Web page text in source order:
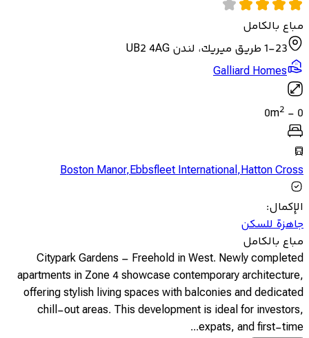
مباع بالكامل
1-23 طريق ميريك، لندن UB2 4AG
Galliard Homes
0
-
0m2
Boston Manor,Ebbsfleet International,Hatton Cross
الإكمال:
جاهزة للسكن
مباع بالكامل
Citypark Gardens – Freehold in West. Newly completed
apartments in Zone 4 showcase contemporary architecture,
offering stylish living spaces with balconies and dedicated
chill-out areas. This development is ideal for investors,
expats, and first-time...